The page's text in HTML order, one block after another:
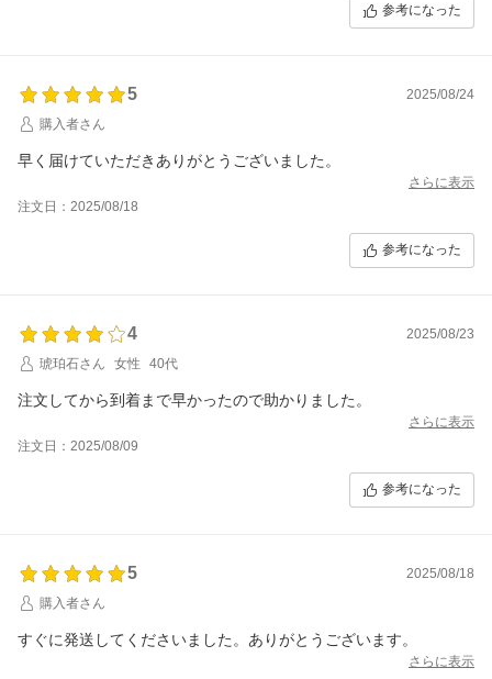
参考になった
5
2025/08/24
購入者さん
早く届けていただきありがとうございました。
さらに表示
注文日：2025/08/18
参考になった
4
2025/08/23
琥珀石さん
女性 40代
注文してから到着まで早かったので助かりました。
さらに表示
注文日：2025/08/09
参考になった
5
2025/08/18
購入者さん
すぐに発送してくださいました。ありがとうございます。
さらに表示